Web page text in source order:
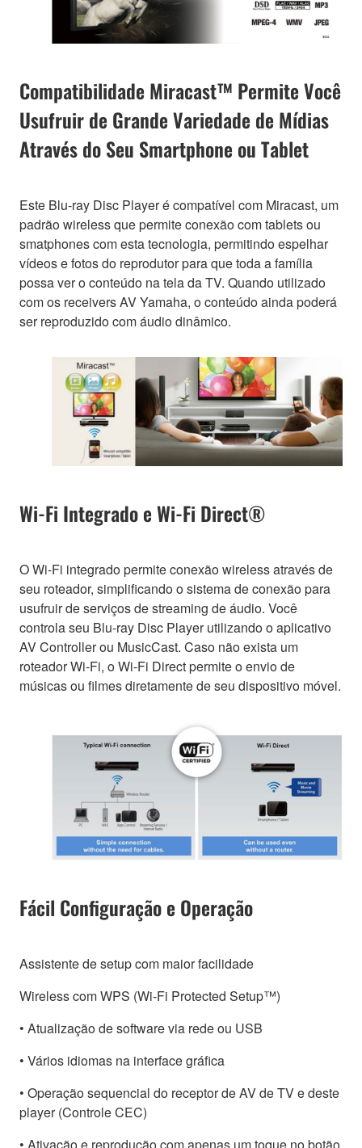
Compatibilidade Miracast™ Permite Você
Usufruir de Grande Variedade de Mídias
Através do Seu Smartphone ou Tablet
Este Blu-ray Disc Player é compatível com Miracast, um
padrão wireless que permite conexão com tablets ou
smatphones com esta tecnologia, permitindo espelhar
vídeos e fotos do reprodutor para que toda a família
possa ver o conteúdo na tela da TV. Quando utilizado
com os receivers AV Yamaha, o conteúdo ainda poderá
ser reproduzido com áudio dinâmico.
Wi-Fi Integrado e Wi-Fi Direct®
O Wi-Fi integrado permite conexão wireless através de
seu roteador, simplificando o sistema de conexão para
usufruir de serviços de streaming de áudio. Você
controla seu Blu-ray Disc Player utilizando o aplicativo
AV Controller ou MusicCast. Caso não exista um
roteador Wi-Fi, o Wi-Fi Direct permite o envio de
músicas ou filmes diretamente de seu dispositivo móvel.
Fácil Configuração e Operação
Assistente de setup com maior facilidade
Wireless com WPS (Wi-Fi Protected Setup™)
• Atualização de software via rede ou USB
• Vários idiomas na interface gráfica
• Operação sequencial do receptor de AV de TV e deste
player (Controle CEC)
• Ativação e reprodução com apenas um toque no botão